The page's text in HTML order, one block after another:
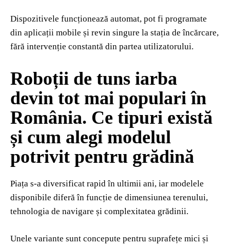
Dispozitivele funcționează automat, pot fi programate
din aplicații mobile și revin singure la stația de încărcare,
fără intervenție constantă din partea utilizatorului.
Roboții de tuns iarba
devin tot mai populari în
România. Ce tipuri există
și cum alegi modelul
potrivit pentru grădină
Piața s-a diversificat rapid în ultimii ani, iar modelele
disponibile diferă în funcție de dimensiunea terenului,
tehnologia de navigare și complexitatea grădinii.
Unele variante sunt concepute pentru suprafețe mici și